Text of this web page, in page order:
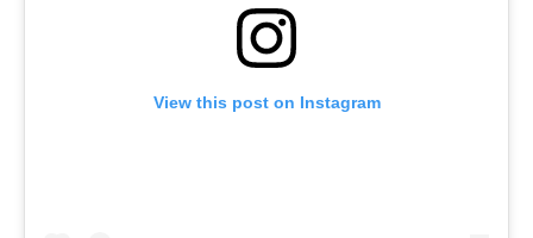
View this post on Instagram